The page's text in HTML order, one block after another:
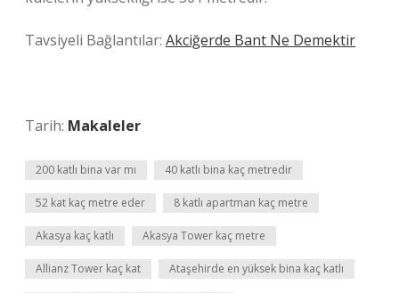
Tavsiyeli Bağlantılar: Akciğerde Bant Ne Demektir
Tarih: Makaleler
200 katlı bina var mı 40 katlı bina kaç metredir
52 kat kaç metre eder 8 katlı apartman kaç metre
Akasya kaç katlı Akasya Tower kaç metre
Allianz Tower kaç kat Ataşehirde en yüksek bina kaç katlı